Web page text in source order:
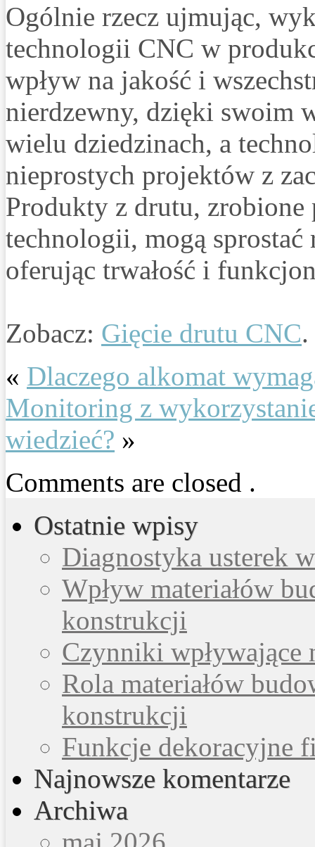
Ogólnie rzecz ujmując,
technologii CNC w
wpływ na jakość i
nierdzewny, dzięki swoim
wielu dziedzinach, a
nieprostych projektów z
Produkty z drutu,
technologii, mogą
oferując trwałość i
Zobacz: Gięcie drutu CNC.
« Dlaczego alkomat
Monitoring z
wiedzieć? »
Comments are closed .
Ostatnie wpisy
Diagnostyka usterek
Wpływ materiałów
konstrukcji
Czynniki wpływające
Rola materiałów
konstrukcji
Funkcje dekoracyjne
Najnowsze komentarze
Archiwa